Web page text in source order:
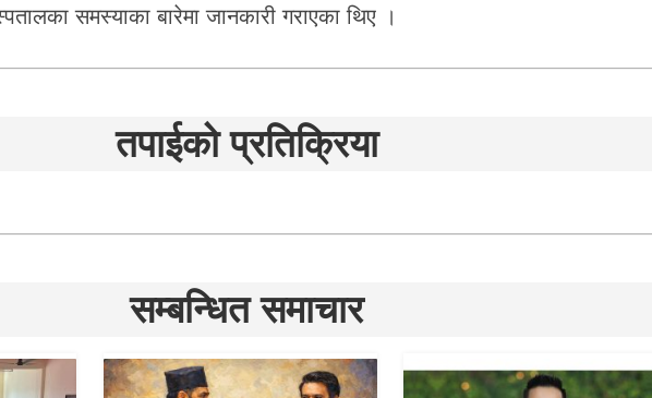
समस्याका बारेमा जानकारी गराएका थिए ।
तपाईको प्रतिक्रिया
सम्बन्धित समाचार